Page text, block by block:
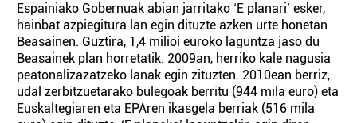
Espainiako Gobernuak abian jarritako ‘E planari’ esker,
hainbat azpiegitura lan egin dituzte azken urte honetan
Beasainen. Guztira, 1,4 milioi euroko laguntza jaso du
Beasainek plan horretatik. 2009an, herriko kale nagusia
peatonalizazatzeko lanak egin zituzten. 2010ean berriz,
udal zerbitzuetarako bulegoak berritu (944 mila euro) eta
Euskaltegiaren eta EPAren ikasgela berriak (516 mila